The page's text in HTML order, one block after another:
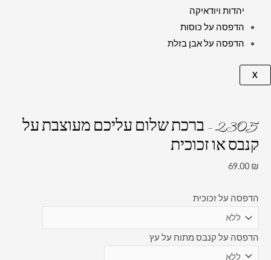
יהדות ויודאיקה
הדפסה על כוסות
הדפסה על אבן בזלת
X
2305 – ברכת שלום עליכם מעוצבת על
קנבס או זכוכית
69.00 ₪
הדפסה על זכוכית
הדפסה על קנבס מתוח על עץ